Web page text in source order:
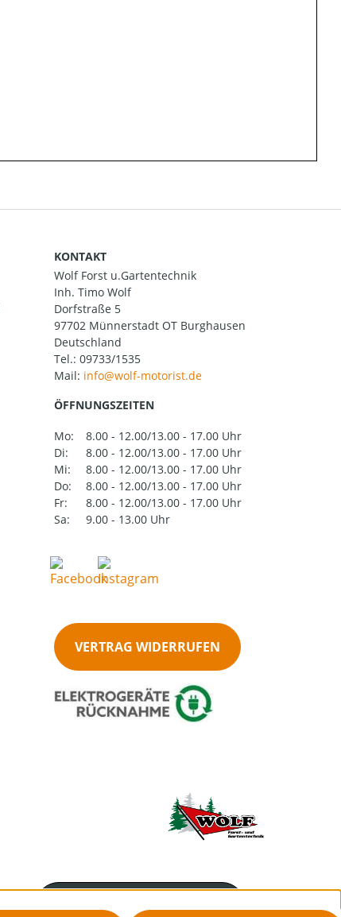
KONTAKT
Wolf Forst u.Gartentechnik
Inh. Timo Wolf
Dorfstraße 5
97702 Münnerstadt OT Burghausen
Deutschland
Tel.: 09733/1535
Mail:
ÖFFNUNGSZEITEN
Mo:
8.00 - 12.00/13.00 - 17.00 Uhr
Di:
8.00 - 12.00/13.00 - 17.00 Uhr
Mi:
8.00 - 12.00/13.00 - 17.00 Uhr
Do:
8.00 - 12.00/13.00 - 17.00 Uhr
Fr:
8.00 - 12.00/13.00 - 17.00 Uhr
Sa:
9.00 - 13.00 Uhr
VERTRAG WIDERRUFEN